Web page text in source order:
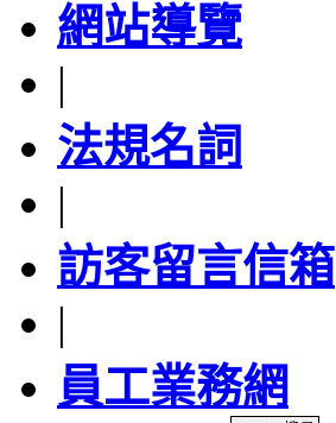
網站導覽
|
法規名詞
|
訪客留言信箱
|
員工業務網